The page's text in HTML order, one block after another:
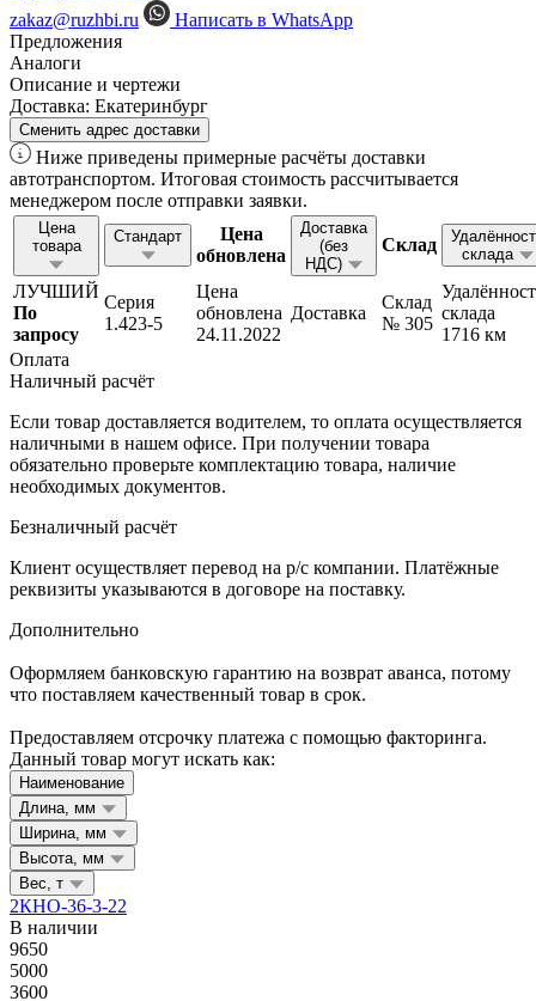
zakaz@ruzhbi.ru
Написать в WhatsApp
Предложения
Аналоги
Описание и чертежи
Доставка: Екатеринбург
Сменить адрес доставки
Ниже приведены примерные расчёты доставки
автотранспортом. Итоговая стоимость рассчитывается
менеджером после отправки заявки.
Цена
товара
Стандарт
Цена
обновлена
Доставка
(без
НДС)
Склад
склада
ЛУЧШИЙ
По
запросу
Серия
1.423-5
Цена
обновлена
24.11.2022
Доставка
Склад
№ 305
склада
1716 км
Оплата
Наличный расчёт
Если товар доставляется водителем, то оплата осуществляется
наличными в нашем офисе. При получении товара
обязательно проверьте комплектацию товара, наличие
необходимых документов.
Безналичный расчёт
Клиент осуществляет перевод на р/с компании. Платёжные
реквизиты указываются в договоре на поставку.
Дополнительно
Оформляем банковскую гарантию на возврат аванса, потому
что поставляем качественный товар в срок.
Предоставляем отсрочку платежа с помощью факторинга.
Данный товар могут искать как:
Наименование
Длина, мм
Ширина, мм
Высота, мм
Вес, т
2КНО-36-3-22
В наличии
9650
5000
3600